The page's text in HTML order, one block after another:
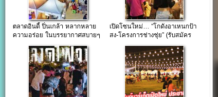
ตลาดอินดี้ ปิ่นเกล้า หลากหลาย
ความอร่อย ในบรรยากาศสบายๆ
เปิดโซนใหม่… “โกดังอาเหนกป้า
สง-โครงการช่างชุ่ย” (รับสมัคร
พ่อค้าแม่ค้าของเก่า เก๋าไอเดีย)